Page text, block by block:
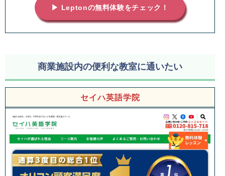
▶ Leptonの無料体験をチェック！
商業施設内の便利な教室に通いたい
セイハ英語学院